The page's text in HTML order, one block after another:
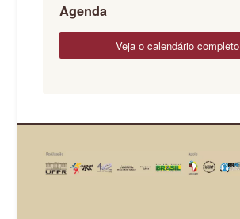
Agenda
veja o calendário completo